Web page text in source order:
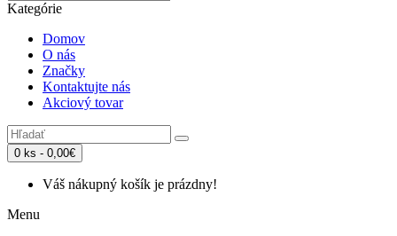
Kategórie
Domov
O nás
Značky
Kontaktujte nás
Akciový tovar
0 ks - 0,00€
Váš nákupný košík je prázdny!
Menu